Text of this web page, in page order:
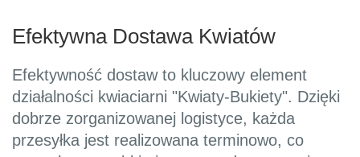
Efektywna Dostawa Kwiatów
Efektywność dostaw to kluczowy element
działalności kwiaciarni "Kwiaty-Bukiety". Dzięki
dobrze zorganizowanej logistyce, każda
przesyłka jest realizowana terminowo, co